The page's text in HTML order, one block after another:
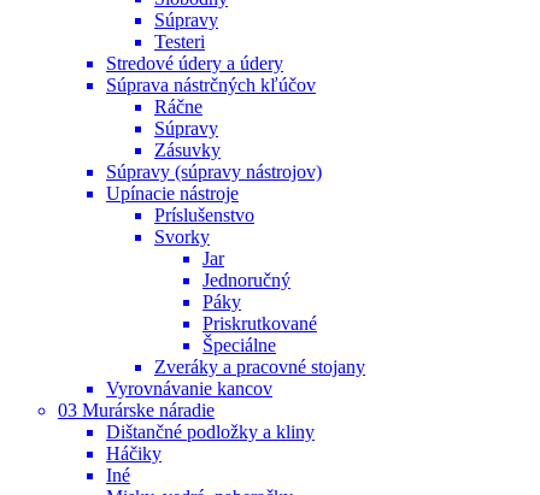
Súpravy
Testeri
Stredové údery a údery
Súprava nástrčných kľúčov
Ráčne
Súpravy
Zásuvky
Súpravy (súpravy nástrojov)
Upínacie nástroje
Príslušenstvo
Svorky
Jar
Jednoručný
Páky
Priskrutkované
Špeciálne
Zveráky a pracovné stojany
Vyrovnávanie kancov
03 Murárske náradie
Dištančné podložky a kliny
Háčiky
Iné